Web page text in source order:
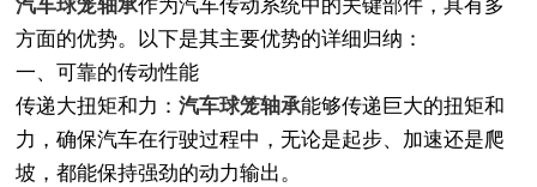
汽车球笼轴承作为汽车传动系统中的关键部件，具有多
方面的优势。以下是其主要优势的详细归纳：
一、可靠的传动性能
传递大扭矩和力：汽车球笼轴承能够传递巨大的扭矩和
力，确保汽车在行驶过程中，无论是起步、加速还是爬
坡，都能保持强劲的动力输出。